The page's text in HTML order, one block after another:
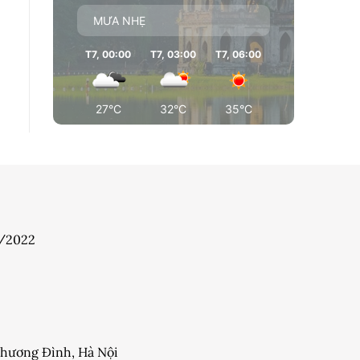
MƯA NHẸ
T7, 00:00
27°C
T7, 03:00
32°C
T7, 06:00
35°C
2022
Đình, Hà Nội